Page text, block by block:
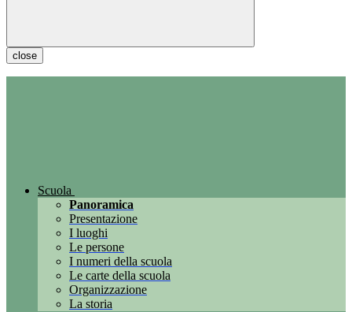
close
Scuola
Panoramica
Presentazione
I luoghi
Le persone
I numeri della scuola
Le carte della scuola
Organizzazione
La storia